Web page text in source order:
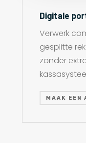
Digitale
Verwerk
gesplitte
zonder
MAAK EEN